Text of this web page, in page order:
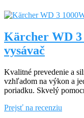
Kärcher WD 3
vysávač
Kvalitné prevedenie a
vzhľadom na výkon a
poriadku. Skvelý
Prejsť na recenziu